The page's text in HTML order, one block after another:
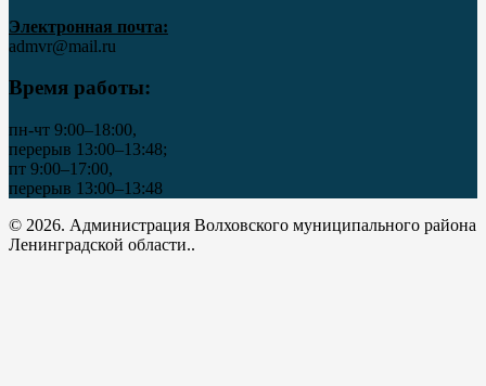
Электронная почта:
admvr@mail.ru
Время работы:
пн-чт 9:00–18:00,
перерыв 13:00–13:48;
пт 9:00–17:00,
перерыв 13:00–13:48
© 2026. Администрация Волховского муниципального района
Ленинградской области..